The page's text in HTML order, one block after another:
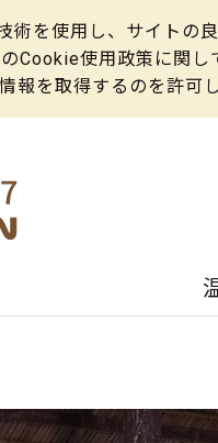
を使用し、サイトの
Cookie使用政策に関
報を取得するのを許可